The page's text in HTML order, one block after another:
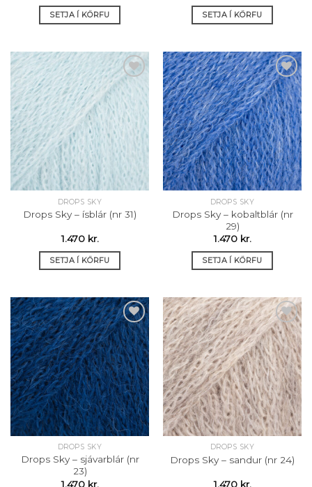
SETJA Í KÖRFU SETJA Í KÖRFU
Setja á
óskalista
DROPS SKY
Drops Sky – ísblár (nr 31)
1.470 kr.
SETJA Í KÖRFU
Setja á
óskalista
DROPS SKY
Drops Sky – kobaltblár (nr
29)
1.470 kr.
SETJA Í KÖRFU
Setja á
óskalista
DROPS SKY
Drops Sky – sjávarblár (nr
23)
1.470 kr.
Setja á
óskalista
DROPS SKY
Drops Sky – sandur (nr 24)
1.470 kr.